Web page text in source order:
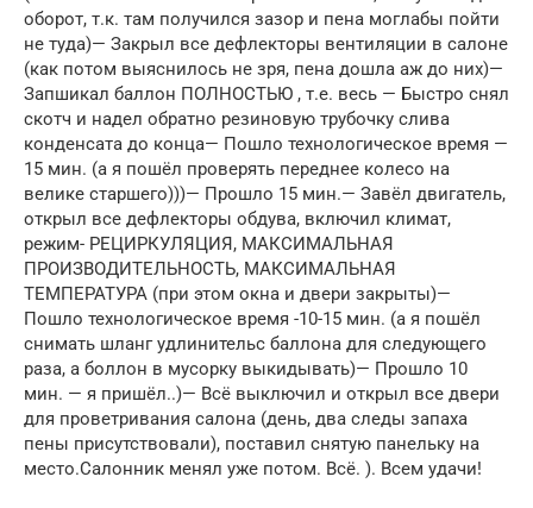
оборот, т.к. там получился зазор и пена моглабы пойти
не туда)— Закрыл все дефлекторы вентиляции в салоне
(как потом выяснилось не зря, пена дошла аж до них)—
Запшикал баллон ПОЛНОСТЬЮ , т.е. весь — Быстро снял
скотч и надел обратно резиновую трубочку слива
конденсата до конца— Пошло технологическое время —
15 мин. (а я пошёл проверять переднее колесо на
велике старшего)))— Прошло 15 мин.— Завёл двигатель,
открыл все дефлекторы обдува, включил климат,
режим- РЕЦИРКУЛЯЦИЯ, МАКСИМАЛЬНАЯ
ПРОИЗВОДИТЕЛЬНОСТЬ, МАКСИМАЛЬНАЯ
ТЕМПЕРАТУРА (при этом окна и двери закрыты)—
Пошло технологическое время -10-15 мин. (а я пошёл
снимать шланг удлинительс баллона для следующего
раза, а боллон в мусорку выкидывать)— Прошло 10
мин. — я пришёл..)— Всё выключил и открыл все двери
для проветривания салона (день, два следы запаха
пены присутствовали), поставил снятую панельку на
место.Салонник менял уже потом. Всё. ). Всем удачи!